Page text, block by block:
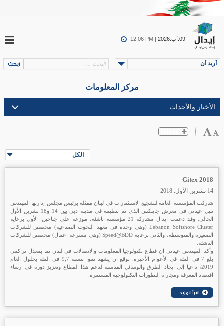
09.آب.2026 12:06 PM |
أريد أن
مركز المعلومات
الكل
Gitex 2018
14 تشرين الأول. 2018
شاركت المؤسسة العامة لتشجيع الاستثمارات في لبنان ممثلة برئيس مجلس إدارتها المهندس
نبيل عيتاني في معرض جايتكس الذي تم تنظيمه في مدينة دبي بين 14 و18 تشرين الأول
الحالي. وقد دعمت ايدال مشاركة 21 مؤسسة ناشئة، موزعة على جناحين: الأول برعاية
Lebanon Softshore Cluster (وهي وحدة في معهد البحوث الصناعية) مخصص للشركات
الصغيرة والمتوسطة، والثاني برعاية Speed@BDD (وهي مسرعة اعمال) مخصص للشركات
الناشئة.
وأكد المهندس عيتاني ان قطاع تكنولوجيا المعلومات والاتصالات في لبنان نما بمعدل تراكمي
بلغ 7 في المئة في الأعوام الأخيرة. توقع ان يشهد نموا بنسبة 9,7 في المئة بحلول العام
2019، داعيا إلى ايجاد الطرق والوسائل المناسبة لدعم هذا القطاع وتعزيز دوره في ارساء
اقتصاد المعرفة ومجاراة التطورات التكنولوجية المستمرة.